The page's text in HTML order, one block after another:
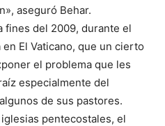
aseguró Behar.
fines del 2009, durante el
El Vaticano, que un cierto
el problema que les
especialmente del
de sus pastores.
pentecostales, el